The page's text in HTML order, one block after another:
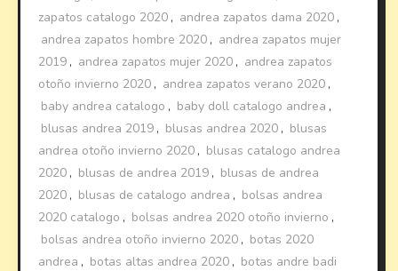
zapatos catalogo 2020 , andrea zapatos dama 2020 ,
andrea zapatos hombre 2020 , andrea zapatos mujer
2019 , andrea zapatos mujer 2020 , andrea zapatos
otoño invierno 2020 , andrea zapatos verano 2020 ,
baby andrea catalogo , baby doll catalogo andrea ,
blusas andrea 2019 , blusas andrea 2020 , blusas
andrea otoño invierno 2020 , blusas catalogo andrea
2020 , blusas de andrea 2019 , blusas de andrea
2020 , blusas de catalogo andrea , bolsas andrea
2020 catalogo , bolsas andrea 2020 otoño invierno ,
bolsas andrea otoño invierno 2020 , botas 2020
andrea , botas altas andrea 2020 , botas andre badi